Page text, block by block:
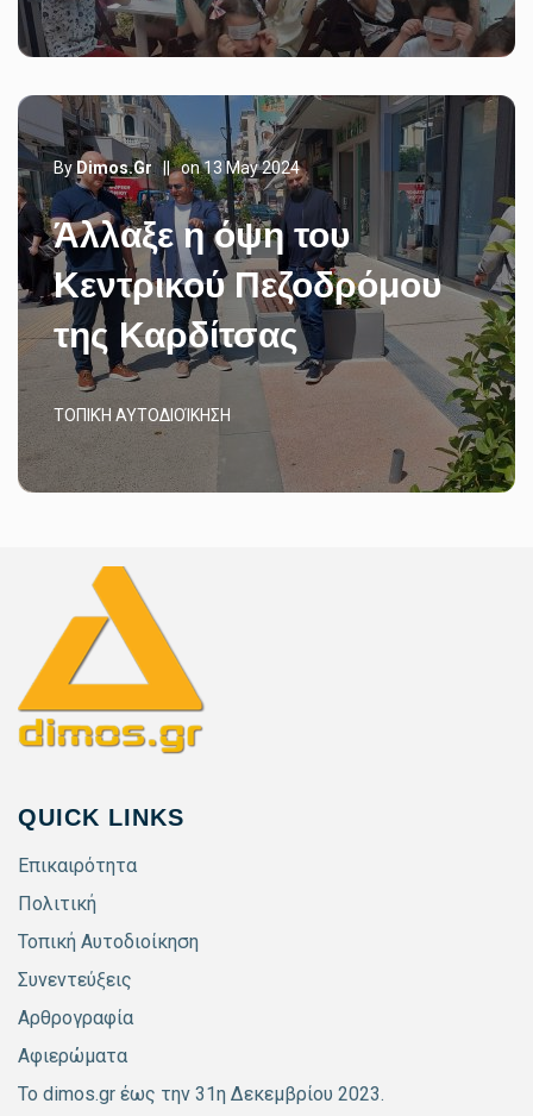
By Dimos.gr ||on 13 May 2024
Άλλαξε η όψη του
Κεντρικού Πεζοδρόμου
της Καρδίτσας
ΤΟΠΙΚΉ ΑΥΤΟΔΙΟΊΚΗΣΗ
QUICK LINKS
Επικαιρότητα
Πολιτική
Τοπική Αυτοδιοίκηση
Συνεντεύξεις
Αρθρογραφία
Αφιερώματα
Το dimos.gr έως την 31η Δεκεμβρίου 2023.